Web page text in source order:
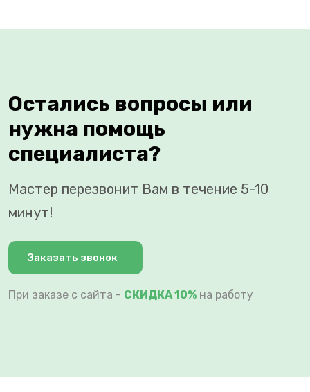
Остались вопросы или
нужна помощь
специалиста?
Мастер перезвонит Вам в течение 5-10
минут!
Заказать звонок
При заказе с сайта - СКИДКА 10% на работу